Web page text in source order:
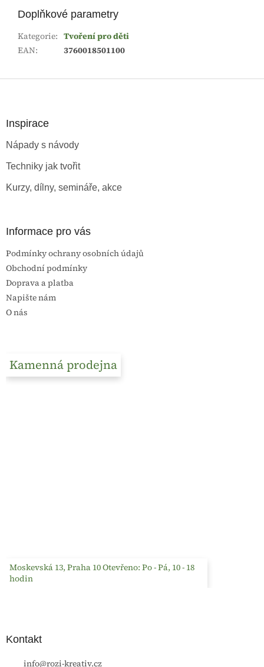
Doplňkové parametry
Kategorie: Tvoření pro děti
EAN: 3760018501100
Inspirace
Nápady s návody
Techniky jak tvořit
Kurzy, dílny, semináře, akce
Informace pro vás
Podmínky ochrany osobních údajů
Obchodní podmínky
Doprava a platba
Napište nám
O nás
Kamenná prodejna
Moskevská 13, Praha 10 Otevřeno: Po - Pá, 10 - 18
hodin
Kontakt
info@rozi-kreativ.cz